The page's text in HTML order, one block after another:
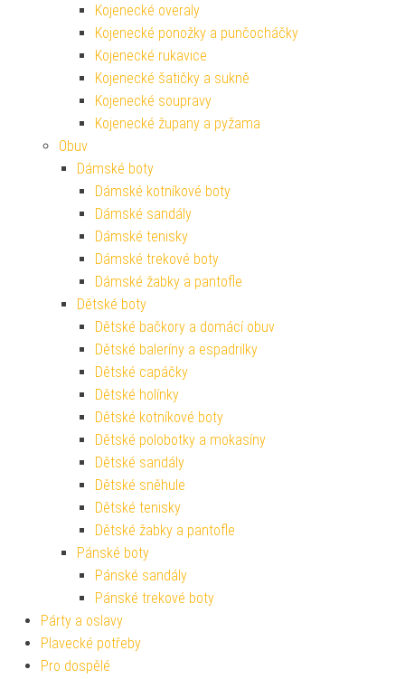
Kojenecké overaly
Kojenecké ponožky a punčocháčky
Kojenecké rukavice
Kojenecké šatičky a sukně
Kojenecké soupravy
Kojenecké župany a pyžama
Obuv
Dámské boty
Dámské kotníkové boty
Dámské sandály
Dámské tenisky
Dámské trekové boty
Dámské žabky a pantofle
Dětské boty
Dětské bačkory a domácí obuv
Dětské baleríny a espadrilky
Dětské capáčky
Dětské holínky
Dětské kotníkové boty
Dětské polobotky a mokasíny
Dětské sandály
Dětské sněhule
Dětské tenisky
Dětské žabky a pantofle
Pánské boty
Pánské sandály
Pánské trekové boty
Párty a oslavy
Plavecké potřeby
Pro dospělé